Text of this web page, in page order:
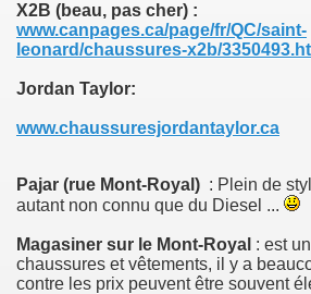
X2B (beau, pas cher) :
www.canpages.ca/page/fr/QC/saint-
leonard/chaussures-x2b/
Jordan Taylor:
www.chaussuresjordantaylor.ca
Pajar (rue Mont-Royal) : Plein de
autant non connu que du Diesel ...
Magasiner sur le Mont-Roya : est
chaussures et vêtements, il y a
contre les prix peuvent être souvent